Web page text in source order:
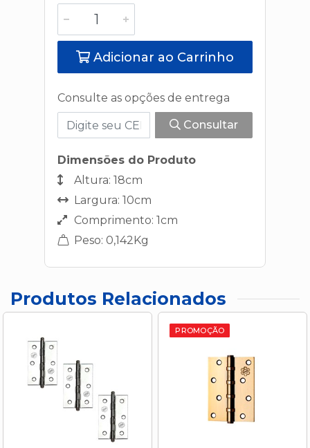
Adicionar ao Carrinho
Consulte as opções de entrega
Consultar
Dimensões do Produto
Altura: 18cm
Largura: 10cm
Comprimento: 1cm
Peso: 0,142Kg
Produtos Relacionados
PROMOÇÃO